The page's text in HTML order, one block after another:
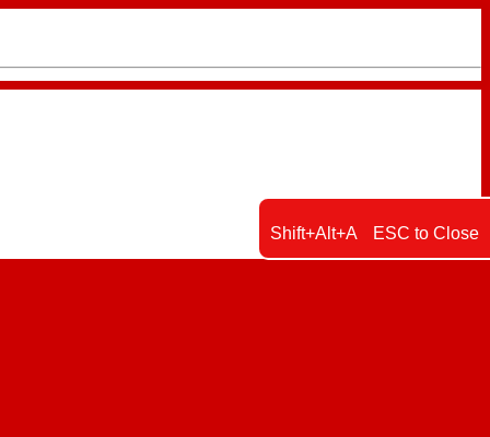
Shift+Alt+A ESC to Close